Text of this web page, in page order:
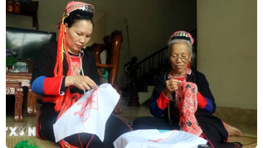
Việt Nam ở nước ngoài
06/08/2025 12:06
Ủy ban Nhà nước về người Việt Nam ở nước ngoài, Bộ
Ngoại giao, đang kiến nghị cơ quan cấp trên về việc
Đoàn đại biểu người Việt Nam ở nước ngoài tham gia
Lễ Kỷ niệm 80 năm Quốc khánh Việt Nam.